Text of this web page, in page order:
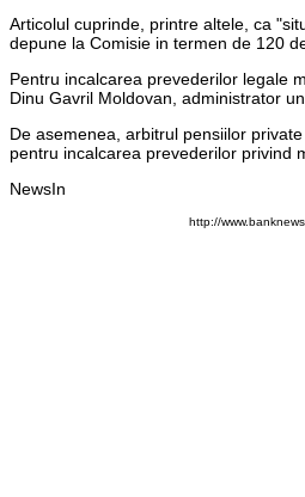
Articolul cuprinde, printre altele, ca
depune la Comisie in termen de 120
Pentru incalcarea prevederilor legale
Dinu Gavril Moldovan, administrator
De asemenea, arbitrul pensiilor
pentru incalcarea prevederilor privind
NewsIn
http://